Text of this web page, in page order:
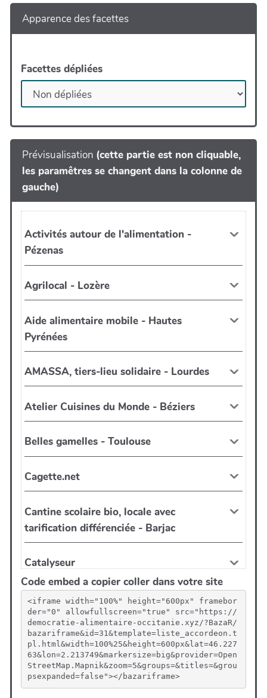
d'approvisionnement (plusieurs réponses
possibles)
Apparence des facettes
Facettes dépliées
Prévisualisation (cette partie est non cliquable,
les paramêtres se changent dans la colonne de
gauche)
Code embed a copier coller dans votre site
<iframe width="100%" height="600px" framebor
der="0" allowfullscreen="true" src="https://
democratie-alimentaire-occitanie.xyz/?BazaR/
bazariframe&id=31&template=liste_accordeon.t
pl.html&width=100%25&height=600px&lat=46.227
63&lon=2.213749&markersize=big&provider=Open
StreetMap.Mapnik&zoom=5&groups=&titles=&grou
psexpanded=false"></bazariframe>